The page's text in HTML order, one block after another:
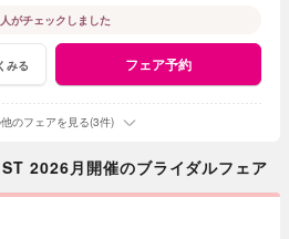
がチェックしました
みる フェア予約
のフェアを見る(3件)
2026月開催のブライダルフェア